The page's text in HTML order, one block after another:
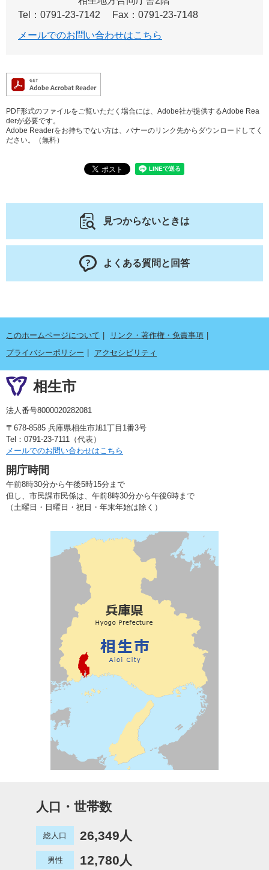
Tel：0791-23-7142
Fax：0791-23-7148
メールでのお問い合わせはこちら
PDF形式のファイルをご覧いただく場合には、Adobe社が提供するAdobe Rea
derが必要です。
Adobe Readerをお持ちでない方は、バナーのリンク先からダウンロードしてく
ださい。（無料）
見つからないときは
よくある質問と回答
このホームページについて
リンク・著作権・免責事項
プライバシーポリシー
アクセシビリティ
相生市
法人番号8000020282081
〒678-8585 兵庫県相生市旭1丁目1番3号
Tel：0791-23-7111（代表）
メールでのお問い合わせはこちら
開庁時間
午前8時30分から午後5時15分まで
但し、市民課市民係は、午前8時30分から午後6時まで
（土曜日・日曜日・祝日・年末年始は除く）
人口・世帯数
総人口 26,349人
男性 12,780人